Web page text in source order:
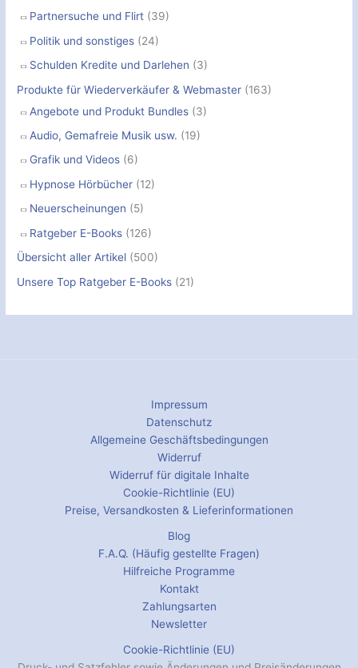
Partnersuche und Flirt (39)
Politik und sonstiges (24)
Schulden Kredite und Darlehen (3)
Produkte für Wiederverkäufer & Webmaster (163)
Angebote und Produkt Bundles (3)
Audio, Gemafreie Musik usw. (19)
Grafik und Videos (6)
Hypnose Hörbücher (12)
Neuerscheinungen (5)
Ratgeber E-Books (126)
Übersicht aller Artikel (500)
Unsere Top Ratgeber E-Books (21)
Impressum
Datenschutz
Allgemeine Geschäftsbedingungen
Widerruf
Widerruf für digitale Inhalte
Cookie-Richtlinie (EU)
Preise, Versandkosten & Lieferinformationen
Blog
F.A.Q. (Häufig gestellte Fragen)
Hilfreiche Programme
Kontakt
Zahlungsarten
Newsletter
Cookie-Richtlinie (EU)